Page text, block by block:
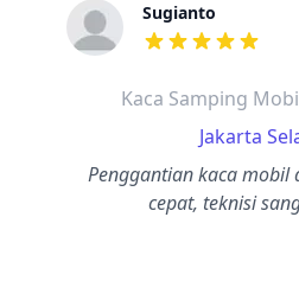
Sugianto
dari ulasan
Kaca Samping
Jakarta
Penggantian kaca mobil
cepat, teknisi